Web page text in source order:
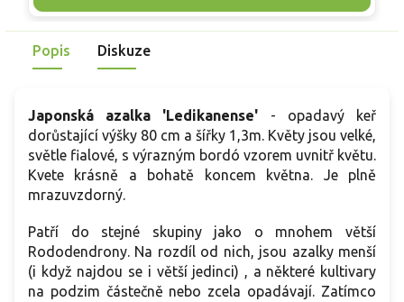
potřeby řezu.
Popis Diskuze
Japonská azalka 'Ledikanense' - opadavý keř
dorůstající výšky 80 cm a šířky 1,3m. Květy jsou velké,
světle fialové, s výrazným bordó vzorem uvnitř květu.
Kvete krásně a bohatě koncem května. Je plně
mrazuvzdorný.
Patří do stejné skupiny jako o mnohem větší
Rododendrony. Na rozdíl od nich, jsou azalky menší
(i když najdou se i větší jedinci) , a některé kultivary
na podzim částečně nebo zcela opadávají. Zatímco